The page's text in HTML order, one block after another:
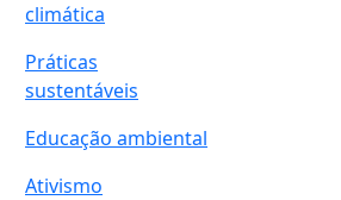
climática
Práticas
sustentáveis
Educação ambiental
Ativismo